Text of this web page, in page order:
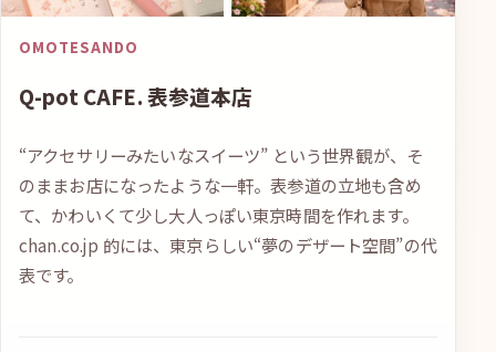
OMOTESANDO
Q-pot CAFE. 表参道本店
“アクセサリーみたいなスイーツ” という世界観が、そ
のままお店になったような一軒。表参道の立地も含め
て、かわいくて少し大人っぽい東京時間を作れます。
chan.co.jp 的には、東京らしい“夢のデザート空間”の代
表です。